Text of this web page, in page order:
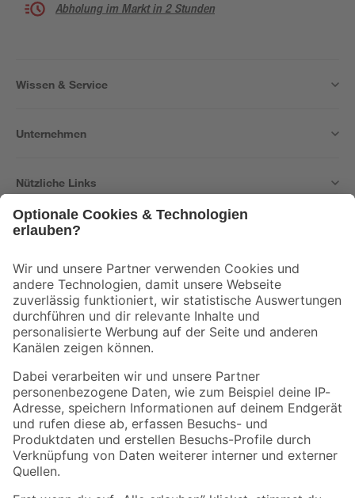
Abholung im Markt in 2 Stunden
Wissen & Service
Unternehmen
Nützliche Links
Der toom Newsletter: Keine Angebote und Aktionen mehr verpassen!
Zur Newsletter Anmeldung
Folge uns
Zahlungsarten Versandarten
Sicher einkaufen